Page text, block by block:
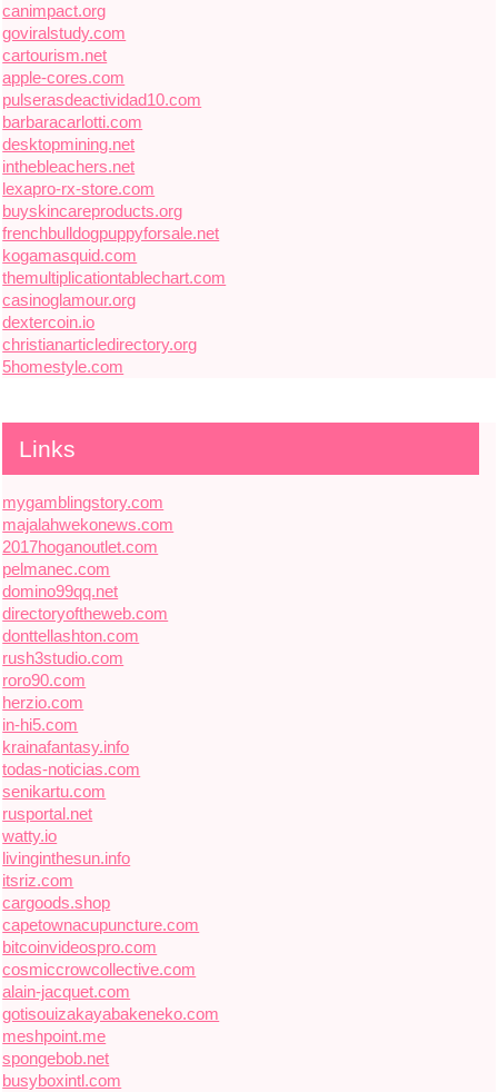
canimpact.org
goviralstudy.com
cartourism.net
apple-cores.com
pulserasdeactividad10.com
barbaracarlotti.com
desktopmining.net
inthebleachers.net
lexapro-rx-store.com
buyskincareproducts.org
frenchbulldogpuppyforsale.net
kogamasquid.com
themultiplicationtablechart.com
casinoglamour.org
dextercoin.io
christianarticledirectory.org
5homestyle.com
Links
mygamblingstory.com
majalahwekonews.com
2017hoganoutlet.com
pelmanec.com
domino99qq.net
directoryoftheweb.com
donttellashton.com
rush3studio.com
roro90.com
herzio.com
in-hi5.com
krainafantasy.info
todas-noticias.com
senikartu.com
rusportal.net
watty.io
livinginthesun.info
itsriz.com
cargoods.shop
capetownacupuncture.com
bitcoinvideospro.com
cosmiccrowcollective.com
alain-jacquet.com
gotisouizakayabakeneko.com
meshpoint.me
spongebob.net
busyboxintl.com